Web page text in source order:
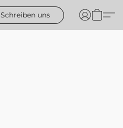
Schreiben uns